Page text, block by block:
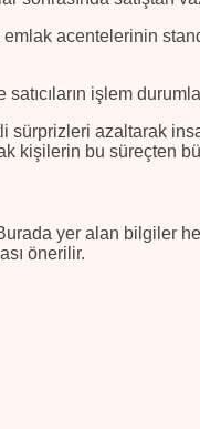
acentelerinin
işlem
azaltarak
kişilerin bu süreçten
yer alan bilgiler
önerilir.